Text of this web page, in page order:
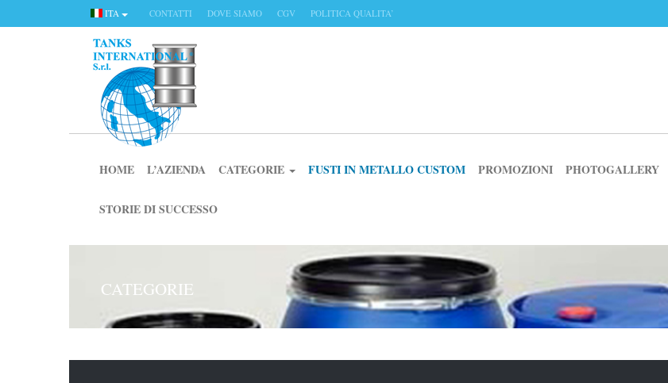
ITA CONTATTI DOVE SIAMO CGV POLITICA QUALITA’
HOME L’AZIENDA CATEGORIE FUSTI IN METALLO CUSTOM PROMOZIONI PHOTOGALLERY
STORIE DI SUCCESSO
CATEGORIE